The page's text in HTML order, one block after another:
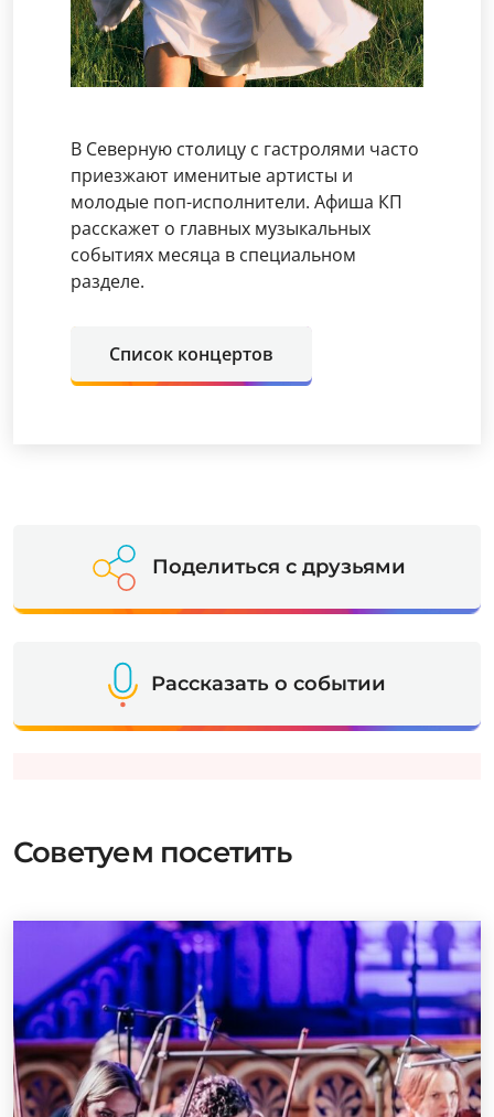
В Северную столицу с гастролями часто
приезжают именитые артисты и
молодые поп-исполнители. Афиша КП
расскажет о главных музыкальных
событиях месяца в специальном
разделе.
Список концертов
Поделиться с друзьями
Рассказать о событии
Советуем посетить